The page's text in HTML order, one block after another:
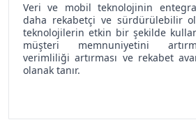
Veri ve mobil teknolojinin
daha rekabetçi ve sürdürülebilir
teknolojilerin etkin bir şekilde
müşteri memnuniyetini
verimliliği artırması ve rekabet
olanak tanır.